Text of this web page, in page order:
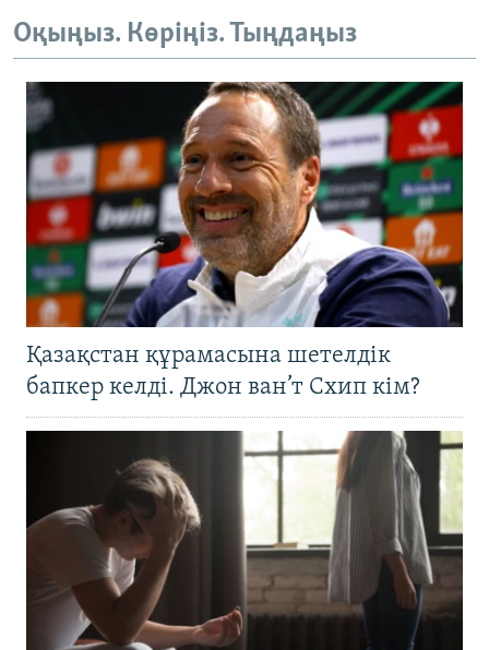
Оқыңыз. Көріңіз. Тыңдаңыз
Қазақстан құрамасына шетелдік
бапкер келді. Джон ван’т Схип кім?